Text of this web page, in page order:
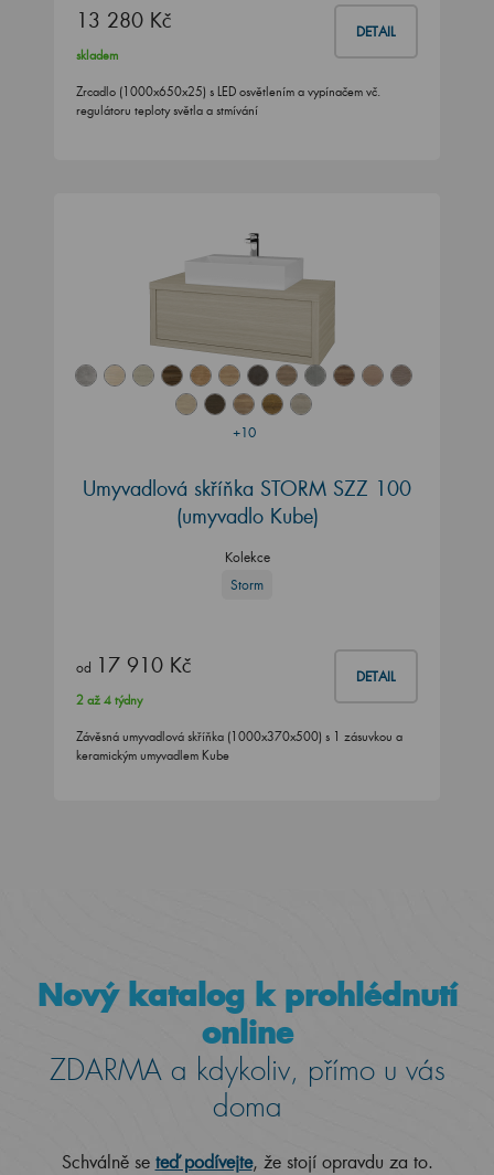
13 280 Kč DETAIL
skladem
Zrcadlo (1000x650x25) s LED osvětlením a vypínačem vč.
regulátoru teploty světla a stmívání
+10
Umyvadlová skříňka STORM SZZ 100
(umyvadlo Kube)
Kolekce
Storm
od 17 910 Kč DETAIL
2 až 4 týdny
Závěsná umyvadlová skříňka (1000x370x500) s 1 zásuvkou a
keramickým umyvadlem Kube
Nový katalog k prohlédnutí
online
ZDARMA a kdykoliv, přímo u vás
doma
Schválně se teď podívejte, že stojí opravdu za to.